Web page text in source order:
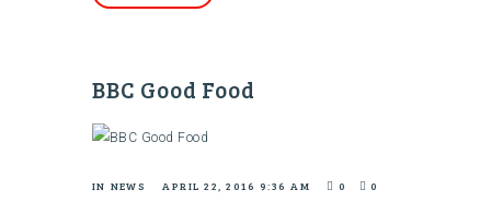
BBC Good Food
IN NEWS APRIL 22, 2016 9:36 AM 0 0